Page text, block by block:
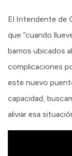
El Intendente de
que “cuando
barrios ubicados
complicaciones
este nuevo
capacidad,
aliviar esa